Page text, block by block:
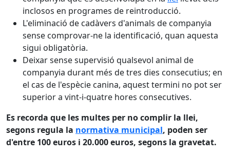
inclosos en programes de reintroducció.
L'eliminació de cadàvers d'animals de companyia
sense comprovar-ne la identificació, quan aquesta
sigui obligatòria.
Deixar sense supervisió qualsevol animal de
companyia durant més de tres dies consecutius; en
el cas de l'espècie canina, aquest termini no pot ser
superior a vint-i-quatre hores consecutives.
Es recorda que les multes per no complir la llei,
segons regula la normativa municipal, poden ser
d'entre 100 euros i 20.000 euros, segons la gravetat.